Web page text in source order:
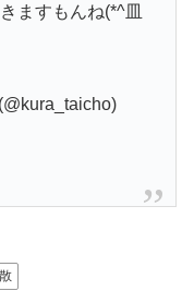
ますもんね(*^皿